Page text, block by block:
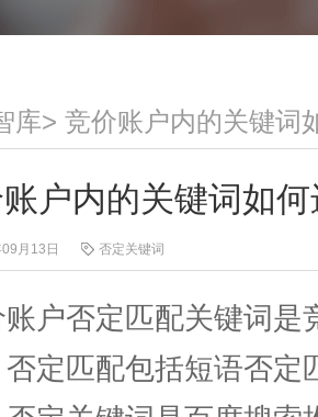
库> 竞价账户内的关键词
户内的关键词如
月13日 否定关键词
户否定匹配关键词是
否定匹配包括短语否定